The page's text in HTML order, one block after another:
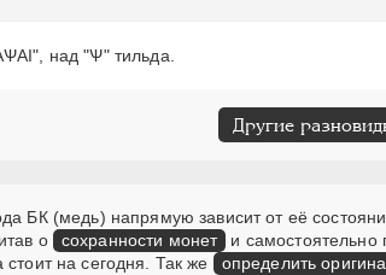
над "Ѱ" тильда.
Другие
БК (медь) напрямую зависит от её
о
сохранности монет
и
на сегодня. Так же
определить